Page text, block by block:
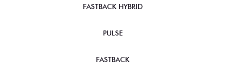
FASTBACK HYBRID
PULSE
FASTBACK